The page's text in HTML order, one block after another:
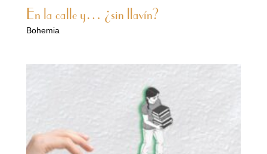
En la calle y… ¿sin llavín?
Bohemia